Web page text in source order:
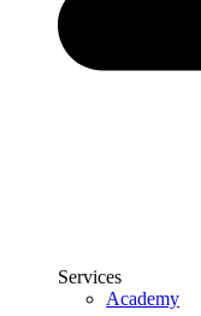
Services
Academy